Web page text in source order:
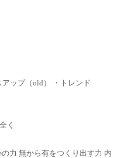
ップ（old） ・トレンド
く
力 無から有をつくり出す力 内